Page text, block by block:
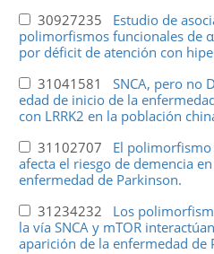
30927235 Estudio de
polimorfismos funcionales de
por déficit de atención con
31041581 SNCA, pero no
edad de inicio de la
con LRRK2 en la población
31102707 El
afecta el riesgo de demencia
enfermedad de Parkinson.
31234232 Los
la vía SNCA y mTOR
aparición de la enfermedad de